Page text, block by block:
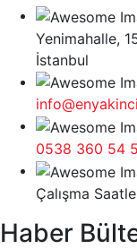
Yenimahalle,
İstanbul
0538 360 54
Çalışma
Haber